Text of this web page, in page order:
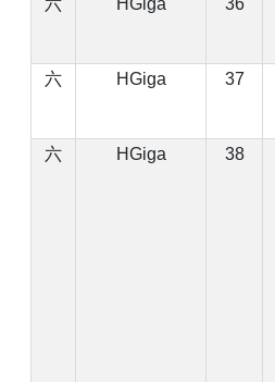
六 HGiga 36
六 HGiga 37
六 HGiga 38